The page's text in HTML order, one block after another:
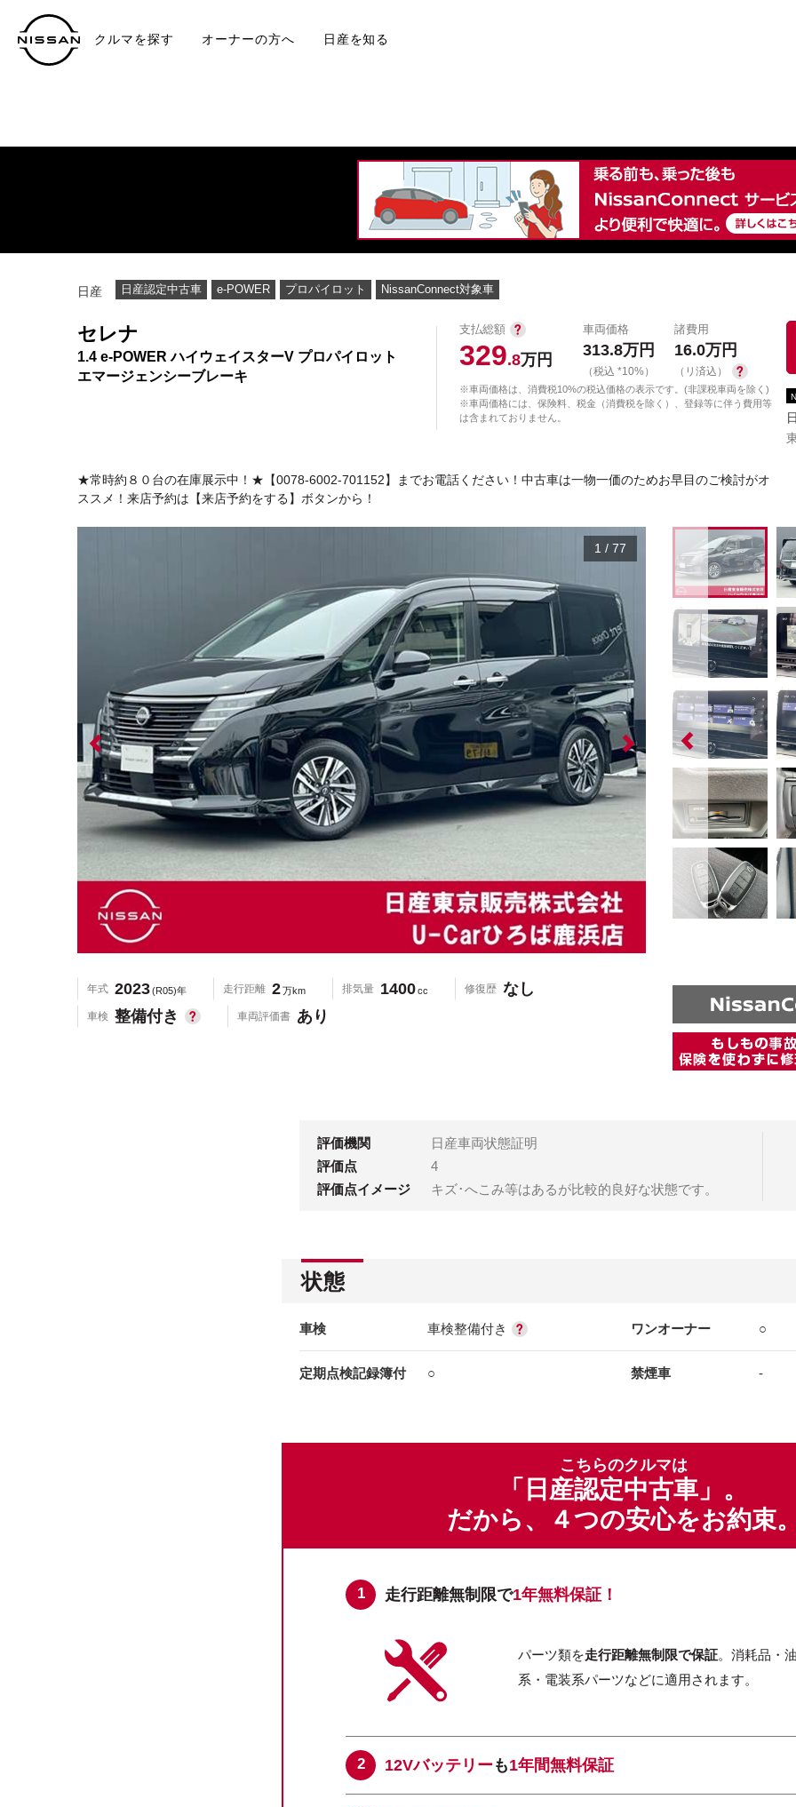
クルマを探す オーナーの方へ 日産を知る
日産 日産認定中古車 e-POWER プロパイロット NissanConnect対象車
セレナ
1.4 e-POWER ハイウェイスターV プロパイロット
エマージェンシーブレーキ
支払総額
329.8万円
車両価格
313.8万円
（税込 *10%）
諸費用
16.0万円
（リ済込）
※車両価格は、消費税10%の税込価格の表示です。(非課税車両を除く)
※車両価格には、保険料、税金（消費税を除く）、登録等に伴う費用等
は含まれておりません。
★常時約８０台の在庫展示中！★【0078-6002-701152】までお電話ください！中古車は一物一価のためお早目のご検討がオ
ススメ！来店予約は【来店予約をする】ボタンから！
1 / 77
年式 2023(R05)年 走行距離 2万km 排気量 1400cc 修復歴 なし
車検 整備付き 車両評価書 あり
評価機関
日産車両状態証明
評価点
4
評価点イメージ
キズ･へこみ等はあるが比較的良好な状態です。
状態
車検 車検整備付き ワンオーナー ○
定期点検記録簿付 ○ 禁煙車 -
こちらのクルマは
「日産認定中古車」。
だから、４つの安心をお約束
走行距離無制限で1年無料保証！
パーツ類を走行距離無制限で保証。消耗品・
系・電装系パーツなどに適用されます。
12Vバッテリーも1年間無料保証